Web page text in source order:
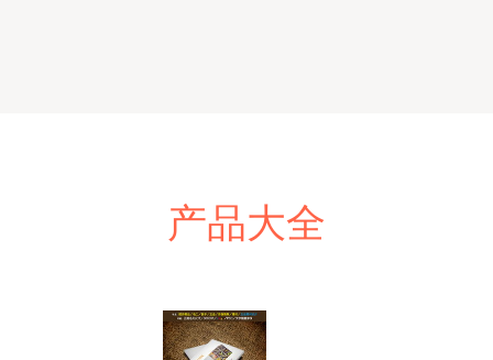
产品大全